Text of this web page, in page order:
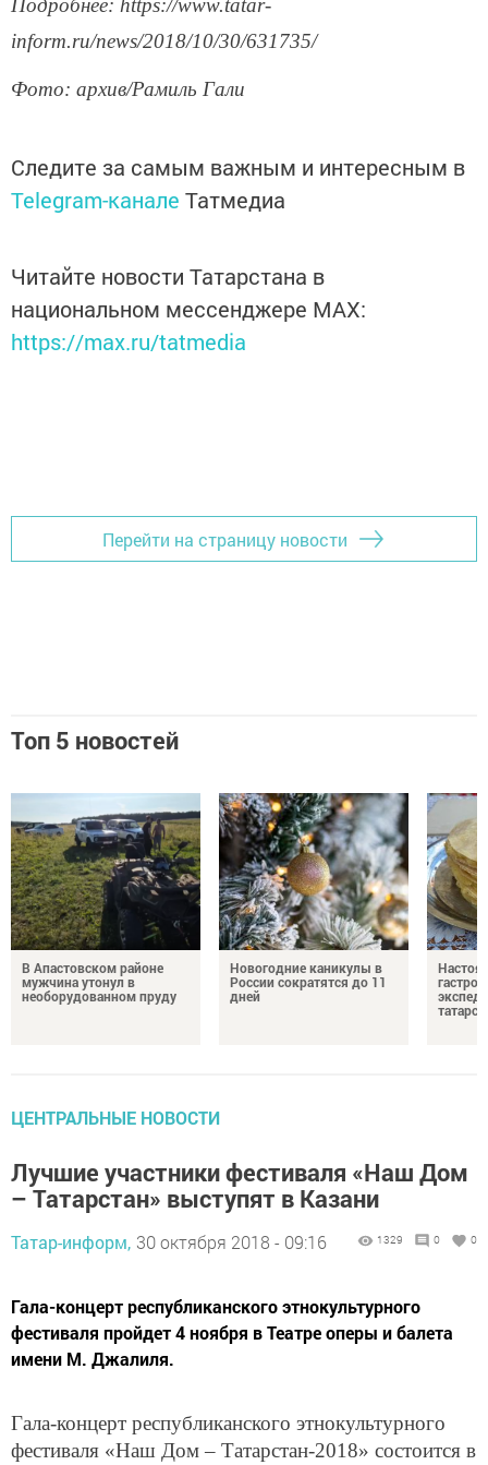
Подробнее: https://www.tatar-
inform.ru/news/2018/10/30/631735/
Фото: архив/Рамиль Гали
Следите за самым важным и интересным в
Telegram-канале Татмедиа
Читайте новости Татарстана в
национальном мессенджере MАХ:
https://max.ru/tatmedia
Перейти на страницу новости
Топ 5 новостей
В Апастовском районе
мужчина утонул в
необорудованном пруду
Новогодние каникулы в
России сократятся до 11
дней
ЦЕНТРАЛЬНЫЕ НОВОСТИ
Лучшие участники фестиваля «Наш Дом
– Татарстан» выступят в Казани
Татар-информ, 30 октября 2018 - 09:16 1329 0 0
Гала-концерт республиканского этнокультурного
фестиваля пройдет 4 ноября в Театре оперы и балета
имени М. Джалиля.
Гала-концерт республиканского этнокультурного
фестиваля «Наш Дом – Татарстан-2018» состоится в